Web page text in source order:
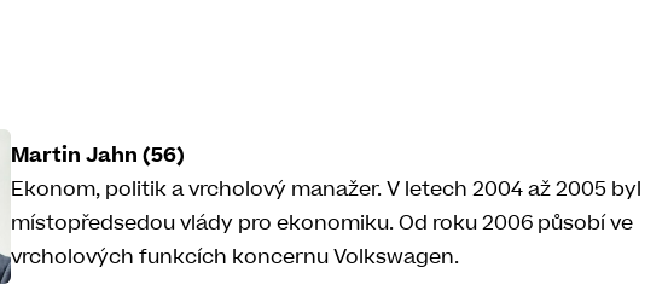
Martin Jahn (56)
Ekonom, politik a vrcholový manažer. V letech 2004 až 2005 byl
místopředsedou vlády pro ekonomiku. Od roku 2006 působí ve
vrcholových funkcích koncernu Volkswagen.